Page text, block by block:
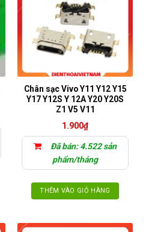
biến
thể.
Các
tùy
chọn
được
chọn
trên
trang
sản
phẩm
Chân sạc Vivo Y11 Y12 Y15
Y17 Y12S Y 12A Y20 Y20S
Z1 V5 V11
1.900₫
Đã bán: 4.522 sản
phẩm/tháng
THÊM VÀO GIỎ HÀNG